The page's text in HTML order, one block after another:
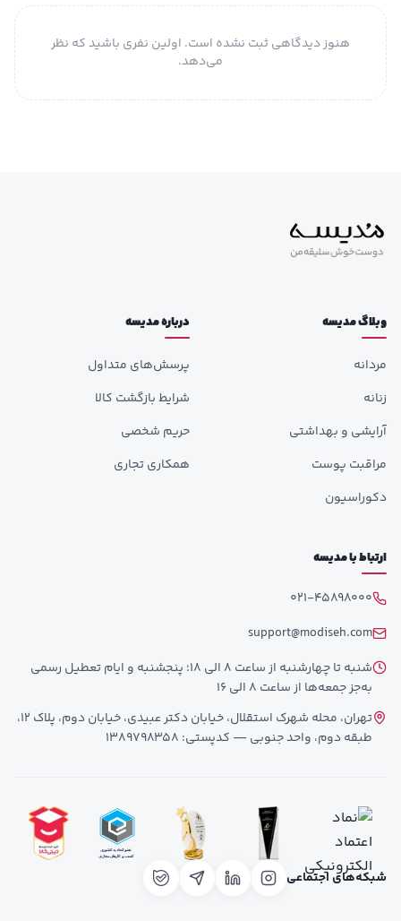
هنوز دیدگاهی ثبت نشده است. اولین نفری باشید که نظر
می‌دهد.
وبلاگ مدیسه
مردانه
زنانه
آرایشی و بهداشتی
مراقبت پوست
دکوراسیون
درباره مدیسه
پرسش‌های متداول
شرایط بازگشت کالا
حریم شخصی
همکاری تجاری
ارتباط با مدیسه
021-45898000
support@modiseh.com
شنبه تا چهارشنبه از ساعت 8 الی 18؛ پنجشنبه و ایام تعطیل رسمی
به‌جز جمعه‌ها از ساعت 8 الی 16
تهران، محله شهرک استقلال، خیابان دکتر عبیدی، خیابان دوم، پلاک 12،
طبقه دوم، واحد جنوبی — کدپستی: 1389798358
شبکه‌های اجتماعی